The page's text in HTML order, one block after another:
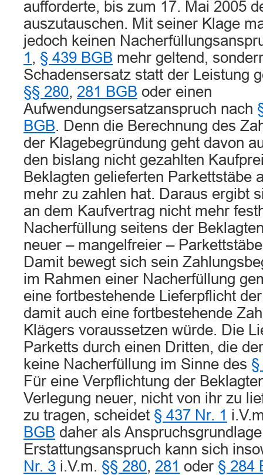
aufforderte, bis zum 17. Mai 2005
auszutauschen. Mit seiner Klage
jedoch keinen
1 , § 439 BGB mehr geltend,
Schadensersatz statt der Leistung
§§ 280, 281 BGB oder einen
Aufwendungsersatzanspruch nach
BGB. Denn die Berechnung des
der Klagebegründung geht davon
den bislang nicht gezahlten
Beklagten gelieferten Parkettstäbe
mehr zu zahlen hat. Daraus ergibt
an dem Kaufvertrag nicht mehr
Nacherfüllung seitens der
neuer – mangelfreier –
Damit bewegt sich sein
im Rahmen einer Nacherfüllung
eine fortbestehende Lieferpflicht
damit auch eine fortbestehende
Klägers voraussetzen würde. Die
Parketts durch einen Dritten, die
keine Nacherfüllung im Sinne des §
Für eine Verpflichtung der
Verlegung neuer, nicht von ihr zu
zu tragen, scheidet § 437 Nr. 1
BGB daher als
Erstattungsanspruch kann sich
Nr. 3 i.V.m. §§ 280, 281 oder § 284